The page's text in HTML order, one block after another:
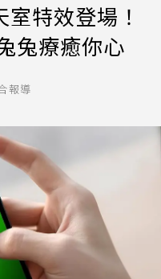
特效登場！
兔療癒你心
報導